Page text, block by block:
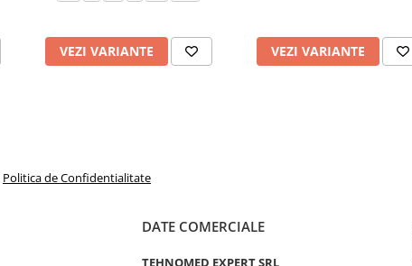
VEZI VARIANTE VEZI VARIANTE
Politica de Confidentialitate
DATE COMERCIALE
TEHNOMED EXPERT SRL